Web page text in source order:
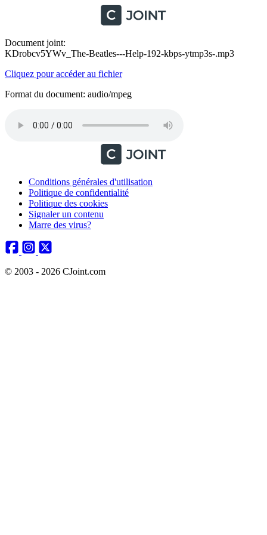
Document joint:
KDrobcv5YWv_The-Beatles---Help-192-kbps-ytmp3s-.mp3
Cliquez pour accéder au fichier
Format du document: audio/mpeg
Conditions générales d'utilisation
Politique de confidentialité
Politique des cookies
Signaler un contenu
Marre des virus?
© 2003 - 2026 CJoint.com